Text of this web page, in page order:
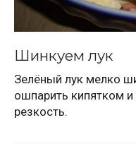
Шинкуем лук
Зелёный лук мелко
ошпарить кипятком и
резкость.